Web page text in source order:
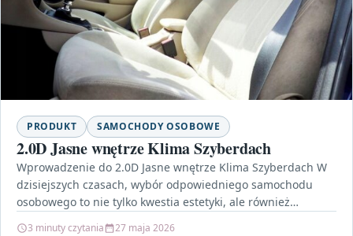
PRODUKT SAMOCHODY OSOBOWE
2.0D Jasne wnętrze Klima Szyberdach
Wprowadzenie do 2.0D Jasne wnętrze Klima Szyberdach W
dzisiejszych czasach, wybór odpowiedniego samochodu
osobowego to nie tylko kwestia estetyki, ale również
3 minuty czytania 27 maja 2026